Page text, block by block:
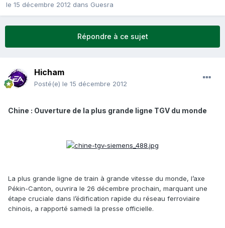
le 15 décembre 2012 dans Guesra
Répondre à ce sujet
Hicham
Posté(e) le 15 décembre 2012
Chine : Ouverture de la plus grande ligne TGV du monde
La plus grande ligne de train à grande vitesse du monde, l’axe
Pékin-Canton, ouvrira le 26 décembre prochain, marquant une
étape cruciale dans l’édification rapide du réseau ferroviaire
chinois, a rapporté samedi la presse officielle.